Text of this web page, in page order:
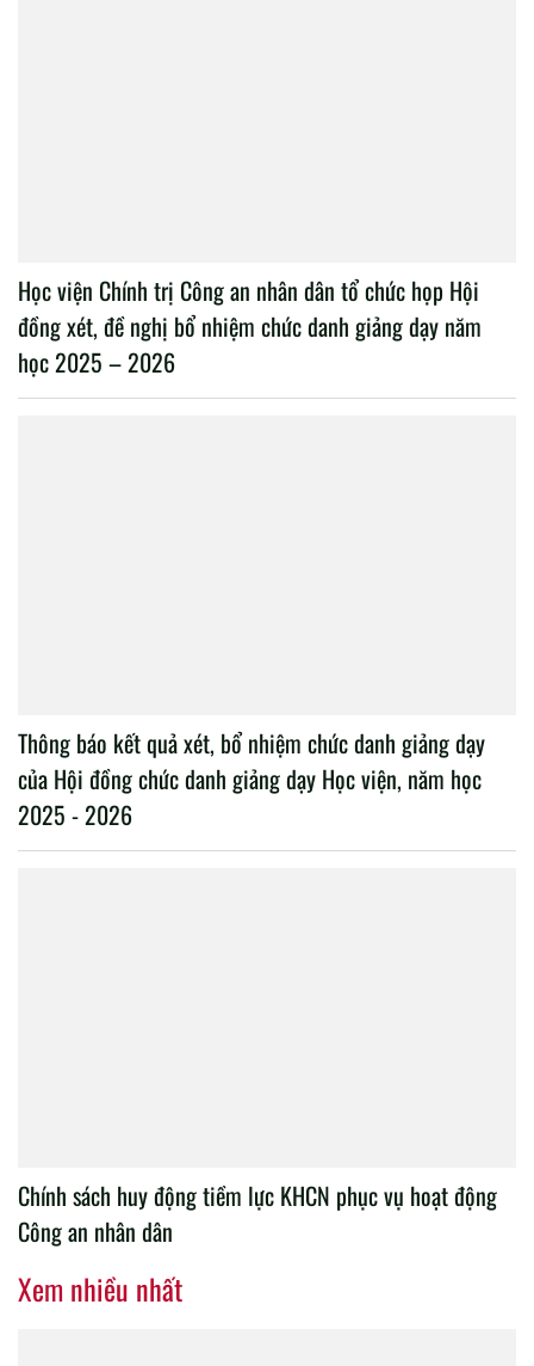
Học viện Chính trị Công an nhân dân tổ chức họp Hội
đồng xét, đề nghị bổ nhiệm chức danh giảng dạy năm
học 2025 – 2026
Thông báo kết quả xét, bổ nhiệm chức danh giảng dạy
của Hội đồng chức danh giảng dạy Học viện, năm học
2025 - 2026
Chính sách huy động tiềm lực KHCN phục vụ hoạt động
Công an nhân dân
Xem nhiều nhất